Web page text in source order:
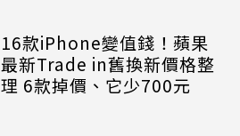
16款iPhone變值錢！蘋果
最新Trade in舊換新價格整
理 6款掉價、它少700元